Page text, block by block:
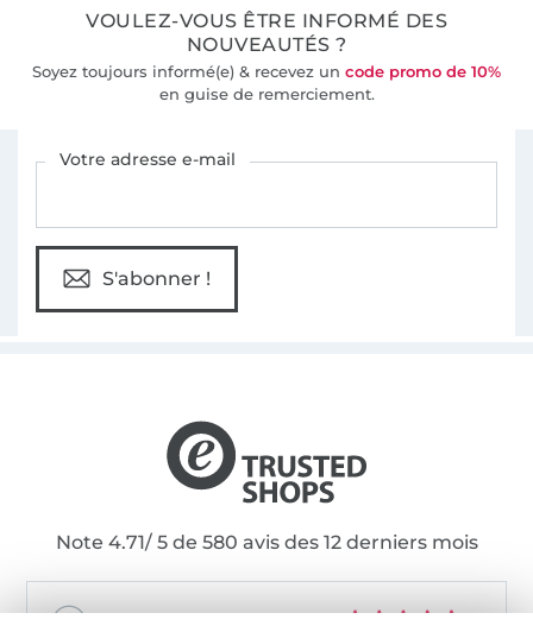
36 ans d'expérience
VOULEZ-VOUS ÊTRE INFORMÉ DES
NOUVEAUTÉS ?
Soyez toujours informé(e) & recevez un code promo de 10%
en guise de remerciement.
Votre adresse e-mail
S'abonner !
Note 4.71/ 5 de 580 avis des 12 derniers mois